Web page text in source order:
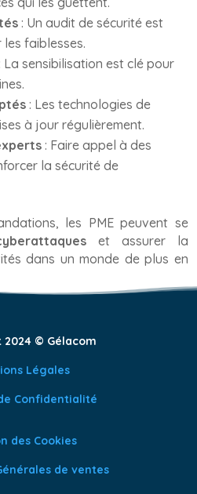
: Un audit de sécurité est
faiblesses.
: La sensibilisation est clé pour
: Les technologies de
à jour régulièrement.
: Faire appel à des
la sécurité de
les PME peuvent se
et assurer la
dans un monde de plus en
2024 © Gélacom
Légales
Confidentialité
des Cookies
de ventes